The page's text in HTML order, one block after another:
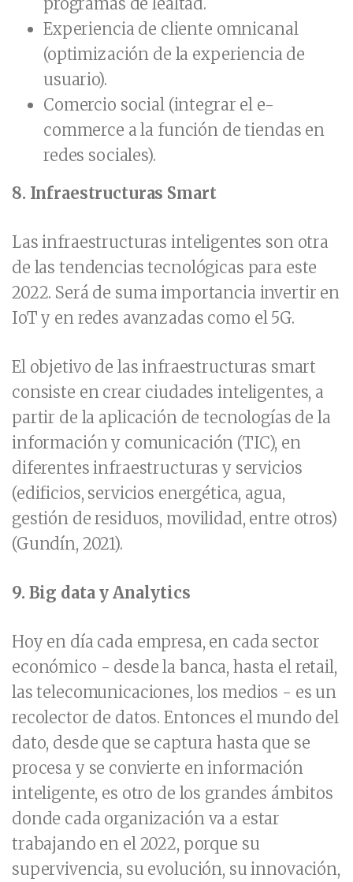
Experiencia de cliente omnicanal
(optimización de la experiencia de
usuario).
Comercio social (integrar el e-
commerce a la función de tiendas en
redes sociales).
8. Infraestructuras Smart
Las infraestructuras inteligentes son otra
de las tendencias tecnológicas para este
2022. Será de suma importancia invertir en
IoT y en redes avanzadas como el 5G.
El objetivo de las infraestructuras smart
consiste en crear ciudades inteligentes, a
partir de la aplicación de tecnologías de la
información y comunicación (TIC), en
diferentes infraestructuras y servicios
(edificios, servicios energética, agua,
gestión de residuos, movilidad, entre otros)
(Gundín, 2021).
9. Big data y Analytics
Hoy en día cada empresa, en cada sector
económico - desde la banca, hasta el retail,
las telecomunicaciones, los medios - es un
recolector de datos. Entonces el mundo del
dato, desde que se captura hasta que se
procesa y se convierte en información
inteligente, es otro de los grandes ámbitos
donde cada organización va a estar
trabajando en el 2022, porque su
supervivencia, su evolución, su innovación,